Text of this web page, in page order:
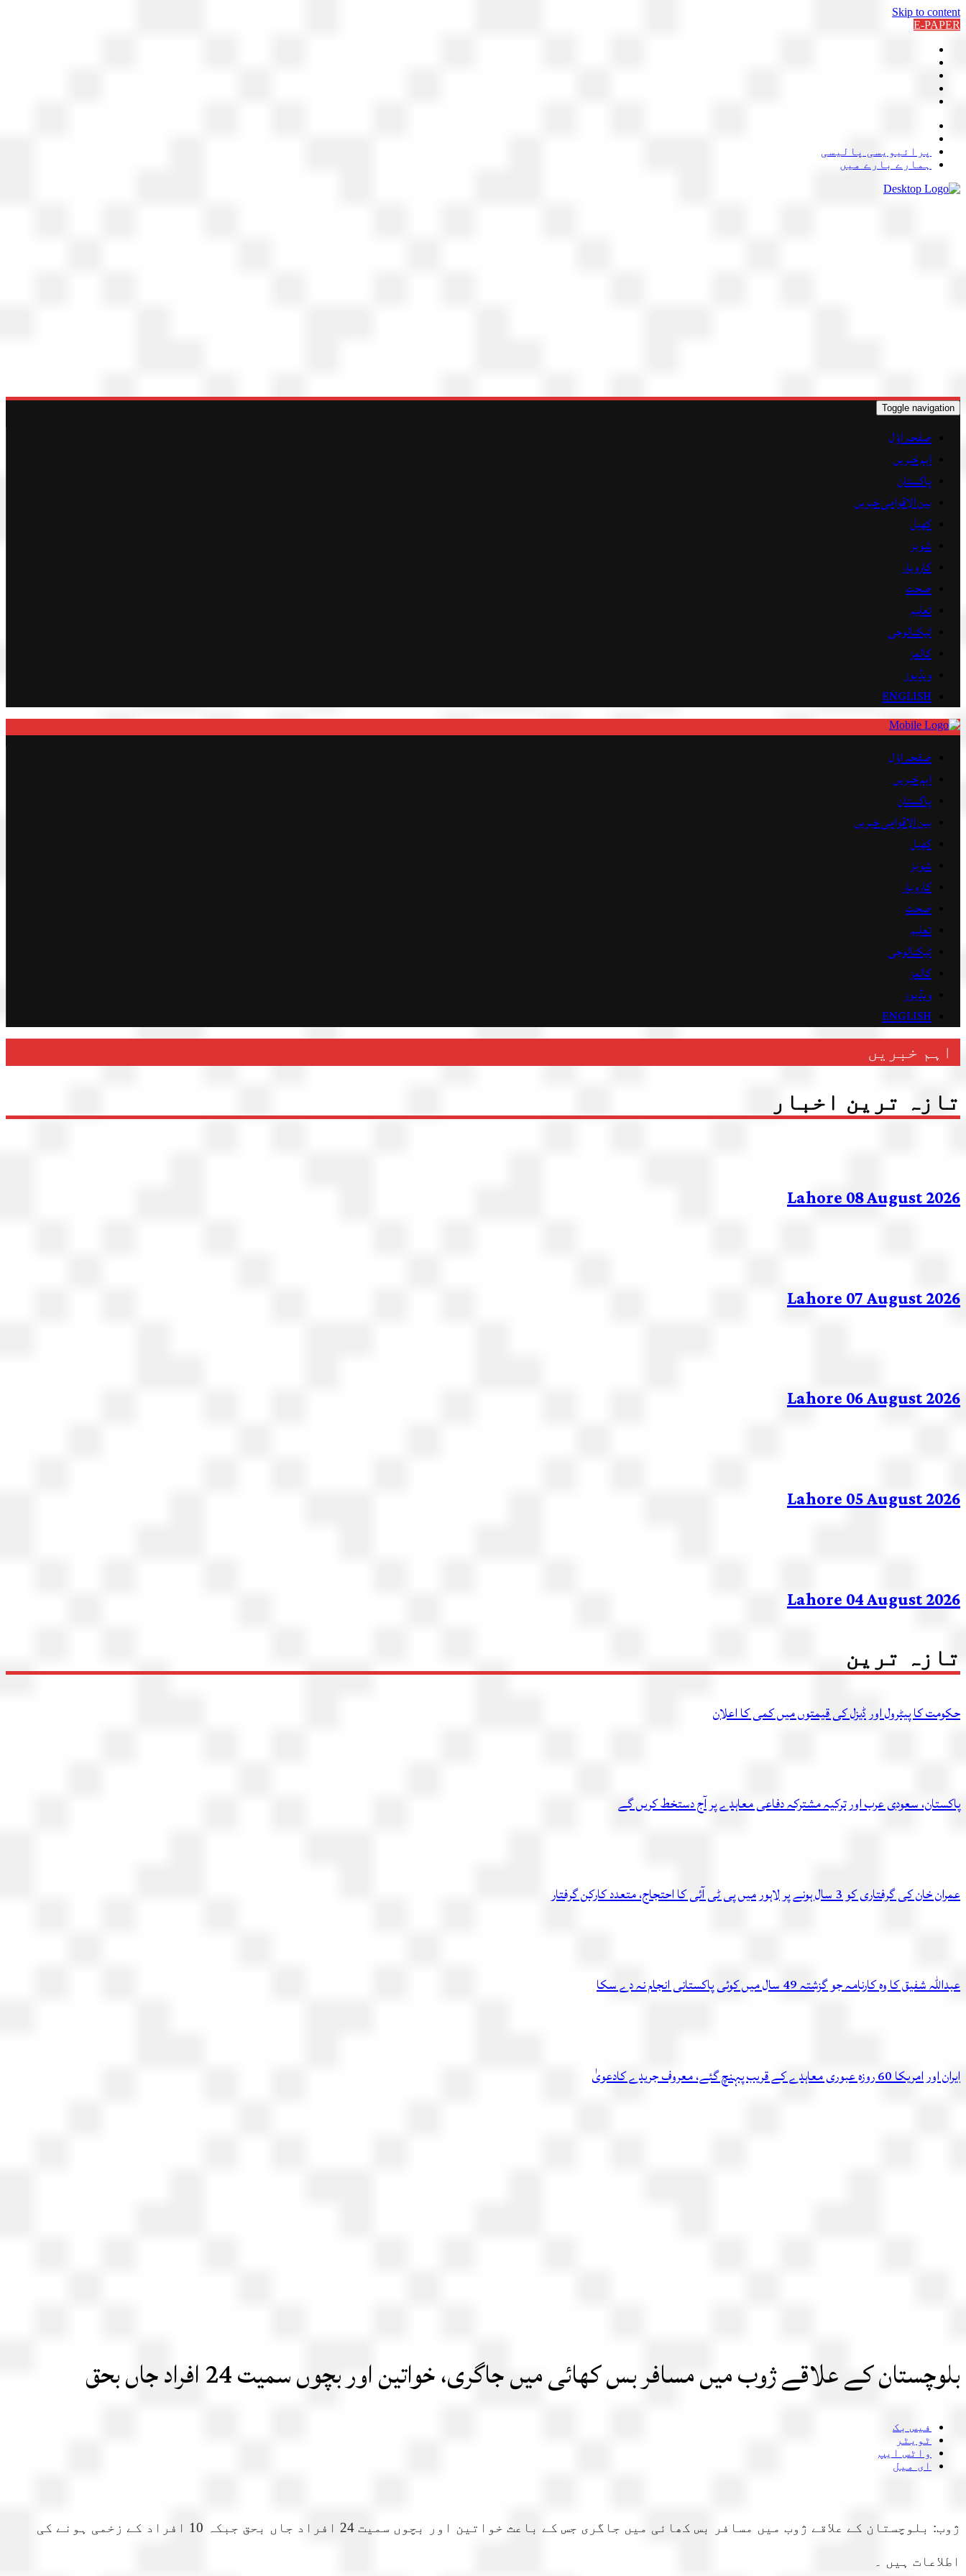
Skip to content
E-PAPER
پرائیویسی پالیسی
ہمارے بارے میں
Toggle navigation
صفحہ اوّل
اہم خبریں
پاکستان
بین الاقوامی خبریں
کھیل
شوبز
کاروبار
صحت
تعلیم
ٹیکنالوجی
کالمز
ویڈیوز
ENGLISH
صفحہ اوّل
اہم خبریں
پاکستان
بین الاقوامی خبریں
کھیل
شوبز
کاروبار
صحت
تعلیم
ٹیکنالوجی
کالمز
ویڈیوز
ENGLISH
اہم خبریں
تازہ ترین اخبار
Lahore 08 August 2026
Lahore 07 August 2026
Lahore 06 August 2026
Lahore 05 August 2026
Lahore 04 August 2026
تازہ ترین
حکومت کا پیٹرول اور ڈیزل کی قیمتوں میں کمی کا اعلان
پاکستان، سعودی عرب اور ترکیہ مشترکہ دفاعی معاہدے پر آج دستخط کریں گے
عمران خان کی گرفتاری کو 3 سال ہونے پر لاہور میں پی ٹی آئی کا احتجاج، متعدد کارکن گرفتار
عبداللہ شفیق کا وہ کارنامہ جو گزشتہ 49 سال میں کوئی پاکستانی انجام نہ دے سکا
ایران اور امریکا 60 روزہ عبوری معاہدے کے قریب پہنچ گئے، معروف جریدے کادعویٰ
بلوچستان کے علاقے ژوب میں مسافر بس کھائی میں جاگری، خواتین اور بچوں سمیت 24 افراد جاں بحق
فیس بک
ٹویٹر
واٹس ایپ
ای میل
ژوب: بلوچستان کے علاقے ژوب میں مسافر بس کھائی میں جاگری جس کے باعث خواتین اور بچوں سمیت 24 افراد جاں بحق جبکہ 10 افراد کے زخمی ہونے کی
اطلاعات ہیں ۔